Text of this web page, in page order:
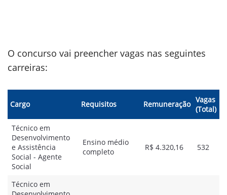
O concurso vai preencher vagas nas seguintes
carreiras:
Cargo Requisitos Remuneração Vagas
(Total)
Técnico em
Desenvolvimento
e Assistência
Social - Agente
Social
Ensino médio
completo
R$ 4.320,16 532
Técnico em